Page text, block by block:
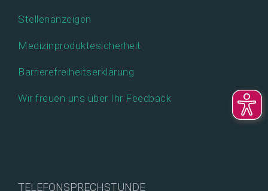
Stellenanzeigen
Medizinproduktesicherheit
Barrierefreiheitserklärung
Wir freuen uns über Ihr Feedback
TELEFONSPRECHSTUNDE